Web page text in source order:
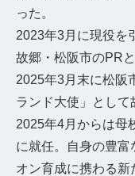
った。
2023年3月に現役を
故郷・松阪市のPR
2025年3月末に松阪
ランド大使」として
2025年4月からは母
に就任。自身の豊
オン育成に携わる新